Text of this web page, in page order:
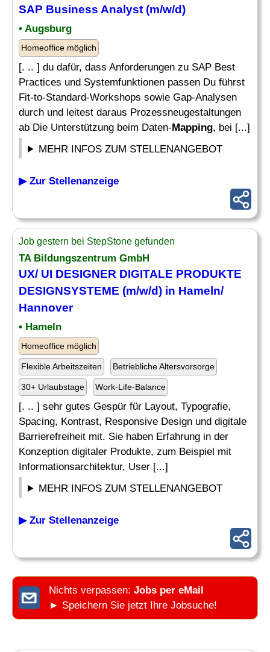
SAP Business Analyst (m/w/d)
• Augsburg
Homeoffice möglich
[. .. ] du dafür, dass Anforderungen zu SAP Best
Practices und Systemfunktionen passen Du führst
Fit-to-Standard-Workshops sowie Gap-Analysen
durch und leitest daraus Prozessneugestaltungen
ab Die Unterstützung beim Daten-Mapping, bei [...]
MEHR INFOS ZUM STELLENANGEBOT
▶ Zur Stellenanzeige
Job gestern bei StepStone gefunden
TA Bildungszentrum GmbH
UX/ UI DESIGNER DIGITALE PRODUKTE
DESIGNSYSTEME (m/w/d) in Hameln/
Hannover
• Hameln
Homeoffice möglich
Flexible Arbeitszeiten Betriebliche Altersvorsorge
30+ Urlaubstage Work-Life-Balance
[. .. ] sehr gutes Gespür für Layout, Typografie,
Spacing, Kontrast, Responsive Design und digitale
Barrierefreiheit mit. Sie haben Erfahrung in der
Konzeption digitaler Produkte, zum Beispiel mit
Informationsarchitektur, User [...]
MEHR INFOS ZUM STELLENANGEBOT
▶ Zur Stellenanzeige
Nichts verpassen: Jobs per eMail
► Speichern Sie jetzt Ihre Jobsuche!